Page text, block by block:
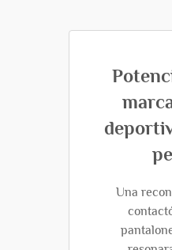
Una